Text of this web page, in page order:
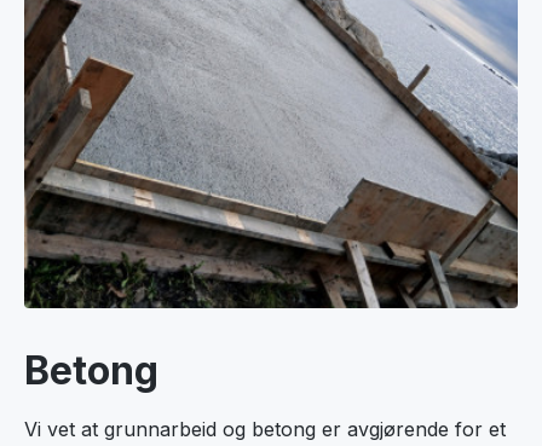
Betong
Vi vet at grunnarbeid og betong er avgjørende for et